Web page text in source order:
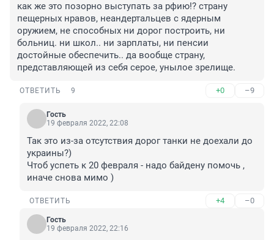
как же это позорно выступать за рфию!? страну
пещерных нравов, неандертальцев с ядерным
оружием, не способных ни дорог построить, ни
больниц. ни школ.. ни зарплаты, ни пенсии
достойные обеспечить.. да вообще страну,
представляющей из себя серое, унылое зрелище.
ОТВЕТИТЬ 9 +0 –9
Гость
19 февраля 2022, 22:08
Так это из-за отсутствия дорог танки не доехали до
украины?)
Чтоб успеть к 20 февраля - надо байдену помочь ,
иначе снова мимо )
ОТВЕТИТЬ +4 –0
Гость
19 февраля 2022, 22:16